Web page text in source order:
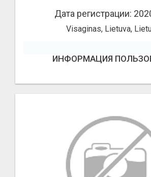
Дата регистрации:
Visaginas, Lietuva,
ИНФОРМАЦИЯ